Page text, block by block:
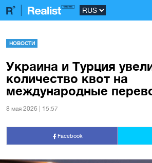
НОВОСТИ
Украина и Турция
количество квот на
международные
8 мая 2026 | 15:57
Facebook